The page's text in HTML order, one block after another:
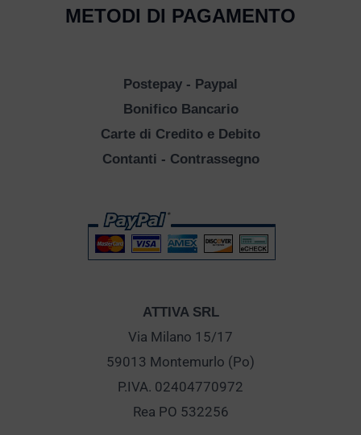
METODI DI PAGAMENTO
Postepay - Paypal
Bonifico Bancario
Carte di Credito e Debito
Contanti - Contrassegno
ATTIVA SRL
Via Milano 15/17
59013 Montemurlo (Po)
P.IVA. 02404770972
Rea PO 532256